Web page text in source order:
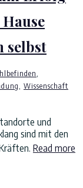
selbst
,
, Wissenschaft
und
sind mit den
Read more